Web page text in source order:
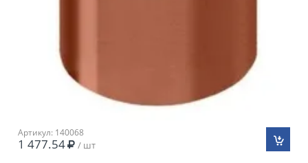
Артикул: 140068
1 477.54 / шт